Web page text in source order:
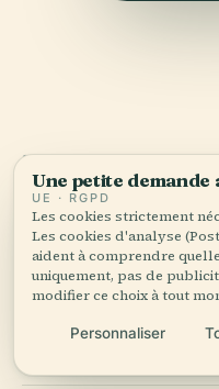
SOURCES
Vérifié,et
Recherché et rédigé
d'archives historiques,
connaissances locales.
Une petite demande
UE · RGPD
Les cookies strictement
Les cookies d'analyse
aident à comprendre
uniquement, pas de
modifier ce choix à tout
Personnaliser